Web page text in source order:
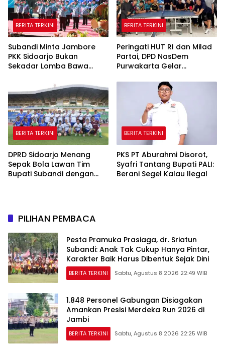
BERITA TERKINI
Subandi Minta Jambore
PKK Sidoarjo Bukan
Sekadar Lomba Bawa
untuk Warga
BERITA TERKINI
Peringati HUT RI dan Milad
Partai, DPD NasDem
Purwakarta Gelar
hingga Baksos Gratis
BERITA TERKINI
DPRD Sidoarjo Menang
Sepak Bola Lawan Tim
Bupati Subandi dengan
BERITA TERKINI
PKS PT Aburahmi Disorot,
Syafri Tantang Bupati PALI:
Berani Segel Kalau Ilegal
PILIHAN PEMBACA
Pesta Pramuka Prasiaga, dr. Sriatun
Subandi: Anak Tak Cukup Hanya Pintar,
Karakter Baik Harus Dibentuk Sejak Dini
BERITA TERKINI Sabtu, Agustus 8 2026 22:49 WIB
1.848 Personel Gabungan Disiagakan
Amankan Presisi Merdeka Run 2026 di
Jambi
BERITA TERKINI Sabtu, Agustus 8 2026 22:25 WIB